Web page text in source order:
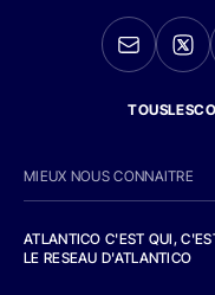
MIEUX NOUS CONNAITRE
ATLANTICO C'EST QUI,
LE RESEAU D'ATLANTICO